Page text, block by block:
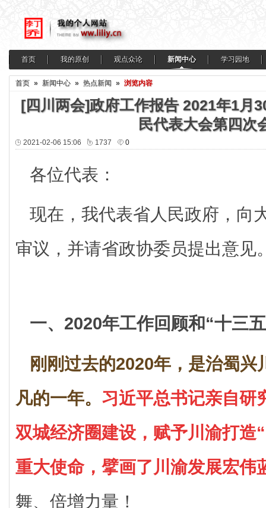
首页 我的原创 观点众论 新闻中心 学习园地
首页 » 新闻中心 » 热点新闻 » 浏览内容
[四川两会]政府工作报告 2021年1月
民代表大会第四次
2021-02-06 15:06 1737 0
各位代表：
现在，我代表省人民政府，向
审议，并请省政协委员提出意见
一、2020年工作回顾和“十三
刚刚过去的2020年，是治蜀兴
凡的一年。 习近平总书记亲自研
双城经济圈建设，赋予川渝打造
重大使命，擘画了川渝发展宏伟
舞、倍增力量！